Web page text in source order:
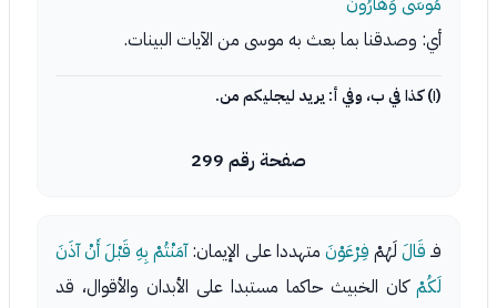
أي: وصدقنا بما بعث به موسى من الآيات البينات.
(١) كذا في ب، وفي أ: يريد ليجليكم من.
صفحة رقم 299
فـ قَالَ لَهُمْ فِرْعَوْنَ متهددا على الإيمان:آمَنْتُمْ بِهِ قَبْلَ أَنْ آذَنَ
لَكُمْ كان الخبيث حاكما مستبدا على الأبدان والأقوال، قد